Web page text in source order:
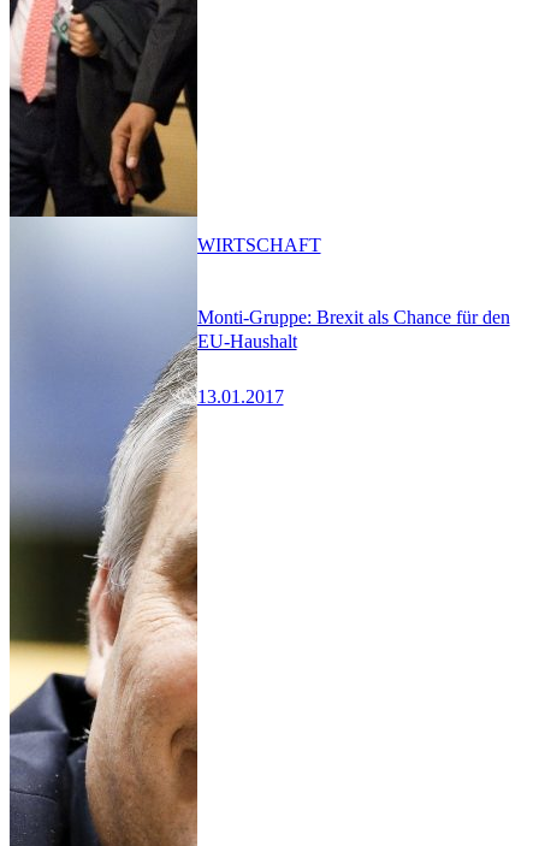
Monti-Gruppe: Brexit als Chance für den
EU-Haushalt
13.01.2017
WIRTSCHAFT